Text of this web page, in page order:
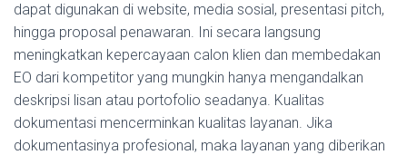
dapat digunakan di website, media sosial, presentasi pitch,
hingga proposal penawaran. Ini secara langsung
meningkatkan kepercayaan calon klien dan membedakan
EO dari kompetitor yang mungkin hanya mengandalkan
deskripsi lisan atau portofolio seadanya. Kualitas
dokumentasi mencerminkan kualitas layanan. Jika
dokumentasinya profesional, maka layanan yang diberikan